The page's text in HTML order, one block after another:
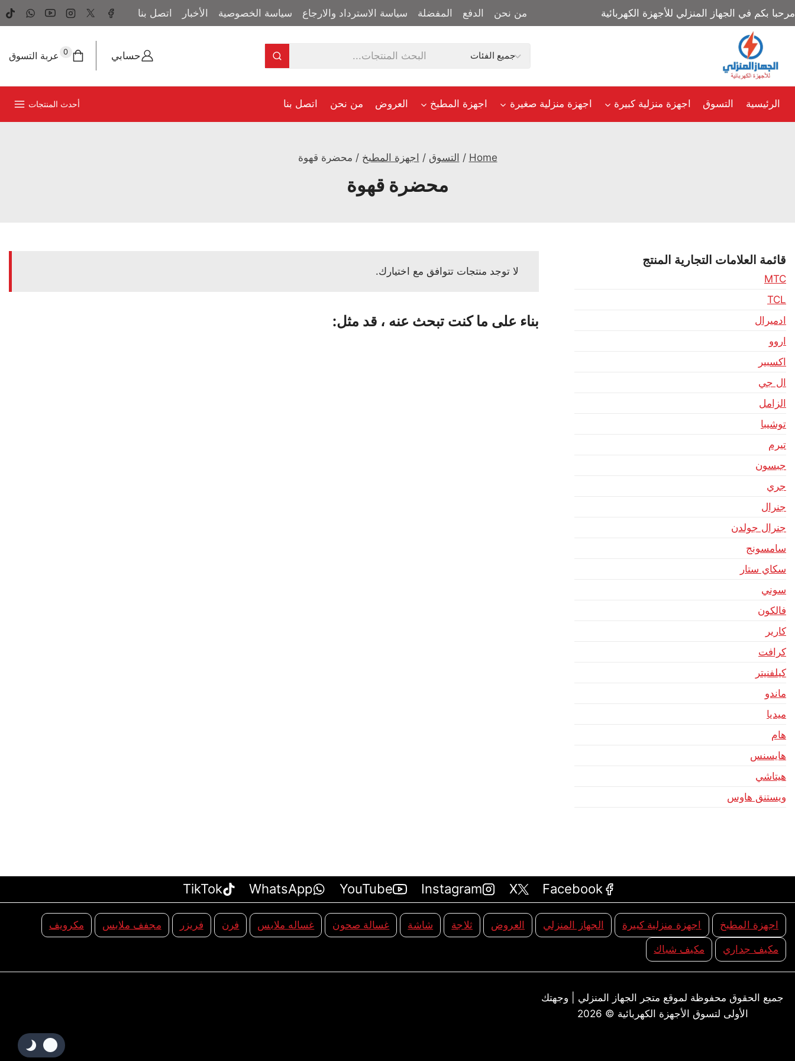
مرحبا بكم في الجهاز المنزلي للأجهزة الكهربائية من نحن الدفع المفضلة سياسة الاسترداد والارجاع سياسة الخصوصية الأخبار اتصل بنا
حسابي 0 عربة التسوق
الرئيسية التسوق اجهزة منزلية كبيرة اجهزة منزلية صغيرة اجهزة المطبخ العروض من نحن اتصل بنا أحدث المنتجات
Home
/ التسوق / اجهزة المطبخ / محضرة قهوة
محضرة قهوة
لا توجد منتجات تتوافق مع اختيارك.
بناء على ما كنت تبحث عنه ، قد مثل:
قائمة العلامات التجارية المنتج
MTC
TCL
ادميرال
اروو
اكسبير
ال جي
الزامل
توشيبا
تيرم
جبسون
جري
جنرال
جنرال جولدن
سامسونج
سكاي ستار
سوني
فالكون
كارير
كرافت
كيلفنيتر
ماندو
ميديا
هام
هايسنس
هيتاشي
ويستنق هاوس
Facebook
X
Instagram
YouTube
WhatsApp
TikTok
اجهزة المطبخ اجهزة منزلية كبيرة الجهاز المنزلي العروض ثلاجة شاشة غسالة صحون غساله ملابس فرن فريزر مجفف ملابس مكرويف
مكيف جداري مكيف شباك
جميع الحقوق محفوظة لموقع متجر الجهاز المنزلي | وجهتك
الأولى لتسوق الأجهزة الكهربائية © 2026